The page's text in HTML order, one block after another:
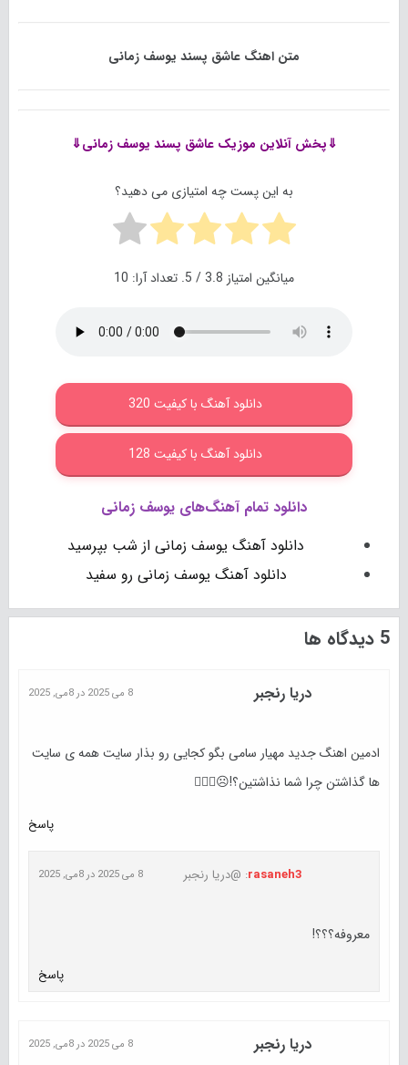
متن اهنگ عاشق پسند یوسف زمانی
⇓پخش آنلاین موزیکعاشق پسند یوسف زمانی⇓
به این پست چه امتیازی می دهید؟
میانگین امتیاز 3.8 / 5. تعداد آرا: 10
دانلود آهنگ با کیفیت 320
دانلود آهنگ با کیفیت 128
دانلود تمام آهنگ‌های یوسف زمانی
دانلود آهنگ یوسف زمانی از شب بپرسید
دانلود آهنگ یوسف زمانی رو سفید
5 دیدگاه ها
دریا رنجبر 8 می 2025 در 8می, 2025
ادمین اهنگ جدید مهیار سامی بگو کجایی رو بذار سایت همه ی سایت
ها گذاشتن چرا شما نذاشتین؟!☹️🤦🏻‍♀
پاسخ
rasaneh3: @دریا رنجبر 8 می 2025 در 8می, 2025
معروفه؟؟؟!
پاسخ
دریا رنجبر 8 می 2025 در 8می, 2025